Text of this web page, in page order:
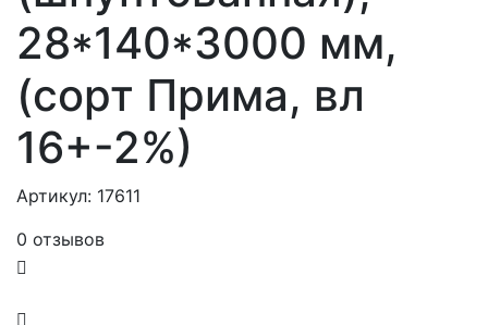
28*140*3000 мм,
(сорт Прима, вл
16+-2%)
Артикул: 17611
0 отзывов